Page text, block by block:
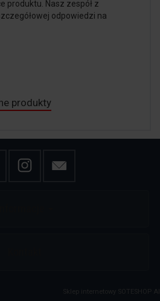
produktu. Nasz zespół z
odpowiedzi na
produkty